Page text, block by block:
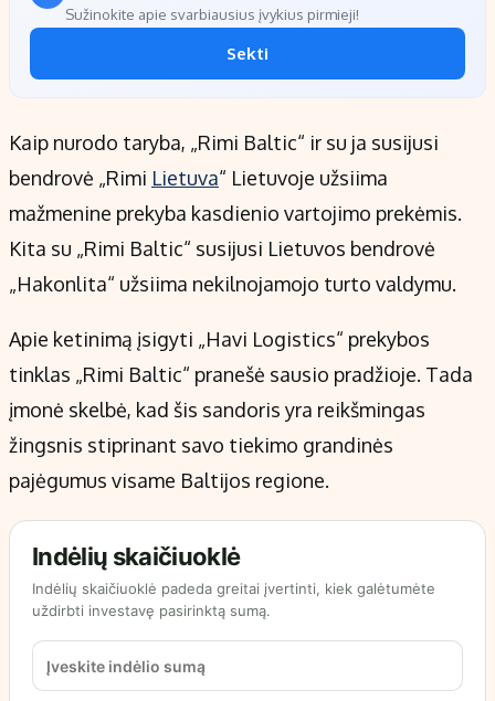
Sužinokite apie svarbiausius įvykius pirmieji!
Sekti
Kaip nurodo taryba, „Rimi Baltic“ ir su ja susijusi
bendrovė „Rimi Lietuva“ Lietuvoje užsiima
mažmenine prekyba kasdienio vartojimo prekėmis.
Kita su „Rimi Baltic“ susijusi Lietuvos bendrovė
„Hakonlita“ užsiima nekilnojamojo turto valdymu.
Apie ketinimą įsigyti „Havi Logistics“ prekybos
tinklas „Rimi Baltic“ pranešė sausio pradžioje. Tada
įmonė skelbė, kad šis sandoris yra reikšmingas
žingsnis stiprinant savo tiekimo grandinės
pajėgumus visame Baltijos regione.